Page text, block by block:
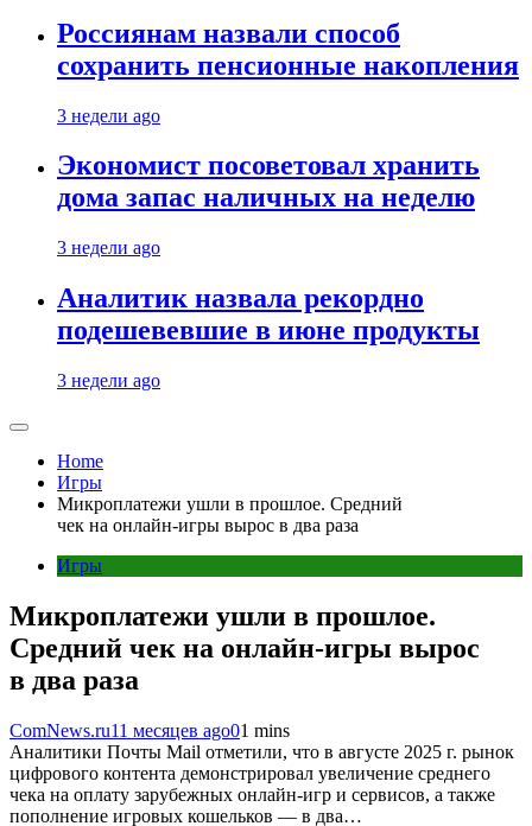
Россиянам назвали способ
сохранить пенсионные накопления
3 недели ago
Экономист посоветовал хранить
дома запас наличных на неделю
3 недели ago
Аналитик назвала рекордно
подешевевшие в июне продукты
3 недели ago
Home
Игры
Микроплатежи ушли в прошлое. Средний
чек на онлайн-игры вырос в два раза
Игры
Микроплатежи ушли в прошлое.
Средний чек на онлайн-игры вырос
в два раза
ComNews.ru11 месяцев ago01 mins
Аналитики Почты Mail отметили, что в августе 2025 г. рынок
цифрового контента демонстрировал увеличение среднего
чека на оплату зарубежных онлайн-игр и сервисов, а также
пополнение игровых кошельков — в два…